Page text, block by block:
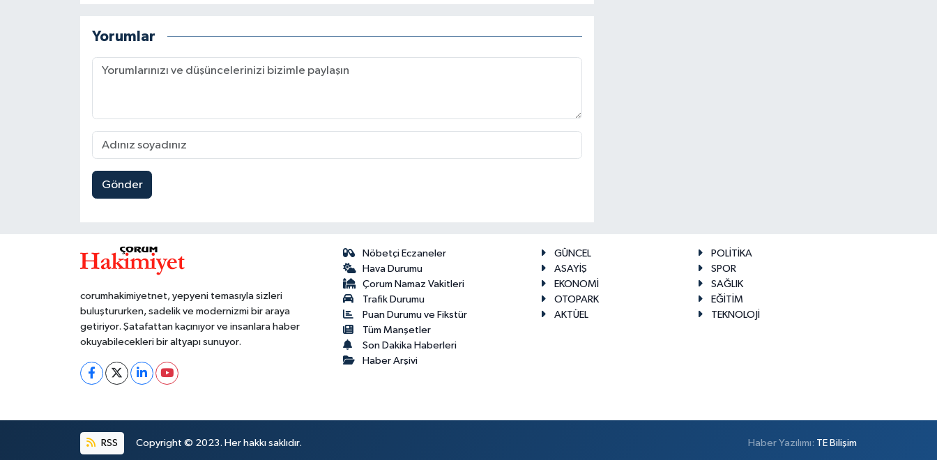
Yorumlar
Gönder
corumhakimiyetnet, yepyeni temasıyla sizleri
buluştururken, sadelik ve modernizmi bir araya
getiriyor. Şatafattan kaçınıyor ve insanlara haber
okuyabilecekleri bir altyapı sunuyor.
Nöbetçi Eczaneler
Hava Durumu
Çorum Namaz Vakitleri
Trafik Durumu
Puan Durumu ve Fikstür
Tüm Manşetler
Son Dakika Haberleri
Haber Arşivi
GÜNCEL
POLİTİKA
ASAYİŞ
SPOR
EKONOMİ
SAĞLIK
OTOPARK
EĞİTİM
AKTÜEL
TEKNOLOJİ
RSS Copyright © 2023. Her hakkı saklıdır. Haber Yazılımı: TE Bilişim